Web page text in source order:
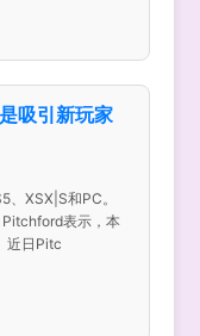
吸引新玩家
、XSX|S和PC。
表示，本
近日Pitc